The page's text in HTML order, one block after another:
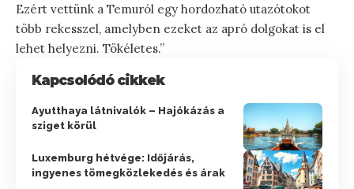
Ezért vettünk a Temuról egy hordozható utazótokot
több rekesszel, amelyben ezeket az apró dolgokat is el
lehet helyezni. Tökéletes.”
Kapcsolódó cikkek
Ayutthaya látnivalók – Hajókázás a
sziget körül
Luxemburg hétvége: Időjárás,
ingyenes tömegközlekedés és árak